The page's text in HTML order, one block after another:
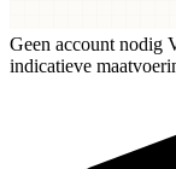
Geen account nodig
indicatieve